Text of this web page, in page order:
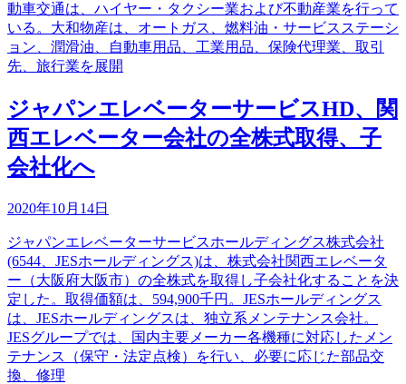
動車交通は、ハイヤー・タクシー業および不動産業を行って
いる。大和物産は、オートガス、燃料油・サービスステーシ
ョン、潤滑油、自動車用品、工業用品、保険代理業、取引
先、旅行業を展開
ジャパンエレベーターサービスHD、関
西エレベーター会社の全株式取得、子
会社化へ
2020年10月14日
ジャパンエレベーターサービスホールディングス株式会社
(6544、JESホールディングス)は、株式会社関西エレベータ
ー（大阪府大阪市）の全株式を取得し子会社化することを決
定した。取得価額は、594,900千円。JESホールディングス
は、JESホールディングスは、独立系メンテナンス会社。
JESグループでは、国内主要メーカー各機種に対応したメン
テナンス（保守・法定点検）を行い、必要に応じた部品交
換、修理